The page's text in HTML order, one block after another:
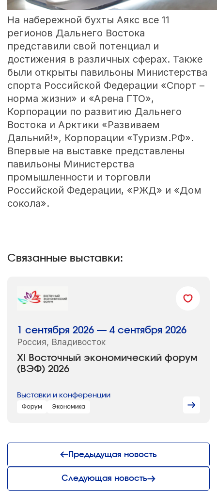
На набережной бухты Аякс все 11
регионов Дальнего Востока
представили свой потенциал и
достижения в различных сферах. Также
были открыты павильоны Министерства
спорта Российской Федерации «Спорт –
норма жизни» и «Арена ГТО»,
Корпорации по развитию Дальнего
Востока и Арктики «Развиваем
Дальний!», Корпорации «Туризм.РФ».
Впервые на выставке представлены
павильоны Министерства
промышленности и торговли
Российской Федерации, «РЖД» и «Дом
сокола».
Связанные выставки:
XI Восточный экономический форум
(ВЭФ) 2026
1 сентября 2026 — 4 сентября 2026
Россия, Владивосток
Выставки и конференции
Форум Экономика
Предыдущая новость
Следующая новость